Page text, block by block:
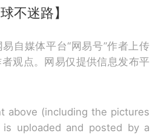
不迷路】
自媒体平台“网易号”作者上传
观点。网易仅提供信息发布平
above (including the pictures
uploaded and posted by a